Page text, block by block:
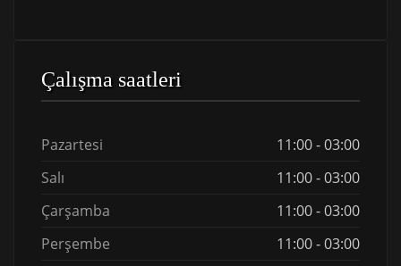
Çalışma saatleri
Pazartesi
11:00 - 03:00
Salı
11:00 - 03:00
Çarşamba
11:00 - 03:00
Perşembe
11:00 - 03:00